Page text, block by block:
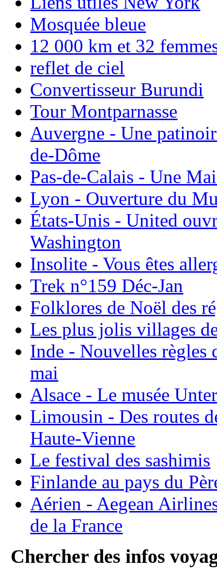
Mosquée bleue
12 000 km et 32
reflet de ciel
Convertisseur Burundi
Tour Montparnasse
Auvergne - Une
de-Dôme
Pas-de-Calais - Une
Lyon - Ouverture du
États-Unis - United
Washington
Insolite - Vous êtes
Trek n°159 Déc-Jan
Folklores de Noël des
Les plus jolis villages
Inde - Nouvelles règles
mai
Alsace - Le musée
Limousin - Des routes
Haute-Vienne
Le festival des sashimis
Finlande au pays du
Aérien - Aegean
de la France
Chercher des infos